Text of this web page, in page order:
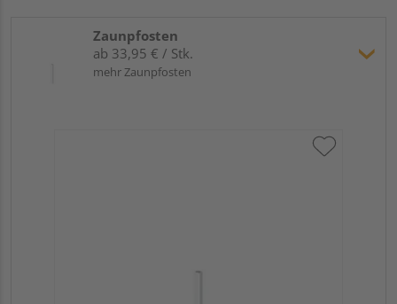
Zaunpfosten
ab 33,95 € / Stk.
mehr Zaunpfosten